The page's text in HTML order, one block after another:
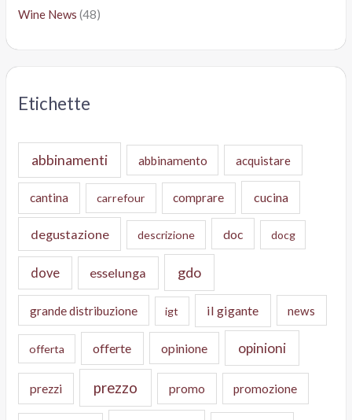
Wine News (48)
Etichette
abbinamenti abbinamento acquistare
cantina carrefour comprare cucina
degustazione descrizione doc docg
dove esselunga gdo
grande distribuzione igt il gigante news
offerta offerte opinione opinioni
prezzi prezzo promo promozione